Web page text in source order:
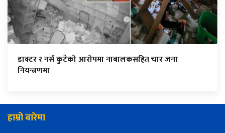
डाक्टर र नर्स कुटेको आरोपमा नाबालकसहित चार जना
नियन्त्रणमा
हाम्रो बारेमा